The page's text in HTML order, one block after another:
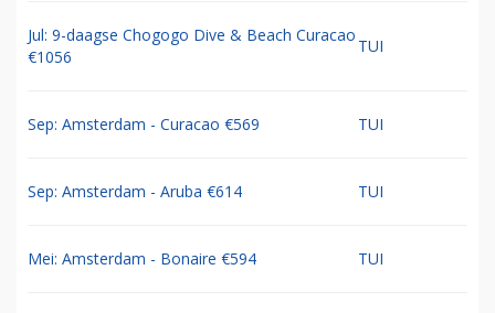
Jul: 9-daagse Chogogo Dive & Beach Curacao
€1056
TUI
Sep: Amsterdam - Curacao €569 TUI
Sep: Amsterdam - Aruba €614 TUI
Mei: Amsterdam - Bonaire €594 TUI